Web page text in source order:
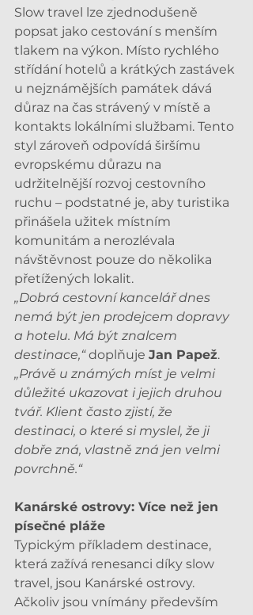
Slow travel lze zjednodušeně
popsat jako cestování s menším
tlakem na výkon. Místo rychlého
střídání hotelů a krátkých zastávek
u nejznámějších památek dává
důraz na čas strávený v místě a
kontakts lokálními službami. Tento
styl zároveň odpovídá širšímu
evropskému důrazu na
udržitelnější rozvoj cestovního
ruchu – podstatné je, aby turistika
přinášela užitek místním
komunitám a nerozlévala
návštěvnost pouze do několika
přetížených lokalit.
„Dobrá cestovní kancelář dnes
nemá být jen prodejcem dopravy
a hotelu. Má být znalcem
destinace,“ doplňuje Jan Papež.
„Právě u známých míst je velmi
důležité ukazovat i jejich druhou
tvář. Klient často zjistí, že
destinaci, o které si myslel, že ji
dobře zná, vlastně zná jen velmi
povrchně.“
Kanárské ostrovy: Více než jen
písečné pláže
Typickým příkladem destinace,
která zažívá renesanci díky slow
travel, jsou Kanárské ostrovy.
Ačkoliv jsou vnímány především